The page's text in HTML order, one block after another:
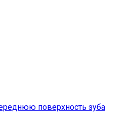
поверхность зуба